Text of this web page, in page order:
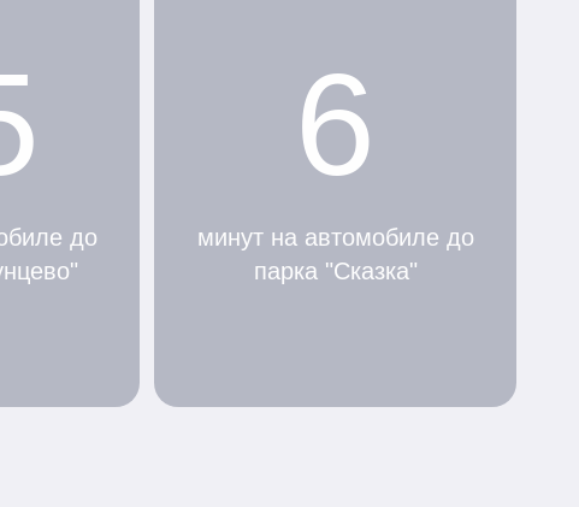
до
6
минут на автомобиле до
парка "Сказка"